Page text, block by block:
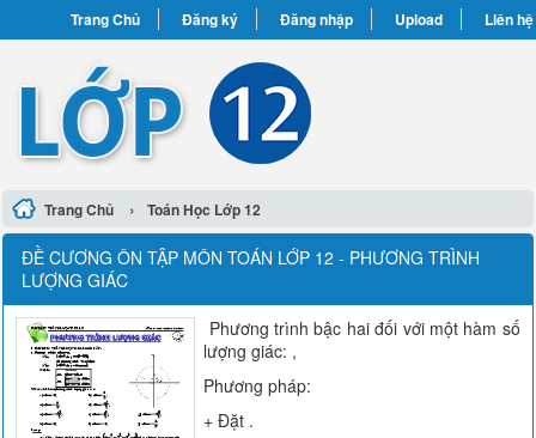
Trang Chủ Đăng ký Đăng nhập Upload Liên hệ
Trang Chủ › Toán Học Lớp 12
ĐỀ CƯƠNG ÔN TẬP MÔN TOÁN LỚP 12 - PHƯƠNG TRÌNH
LƯỢNG GIÁC
Phương trình bậc hai đối với một hàm số
lượng giác: ,
Phương pháp:
+ Đặt .